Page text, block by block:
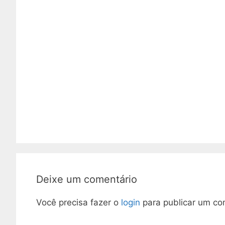
Deixe um comentário
Você precisa fazer o login para publicar um